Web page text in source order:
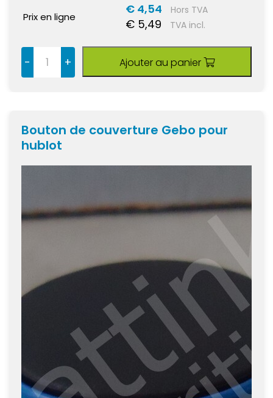
Prix en ligne
€ 4,54 Hors TVA
€ 5,49 TVA incl.
- + Ajouter au panier
Bouton de couverture Gebo pour
hublot